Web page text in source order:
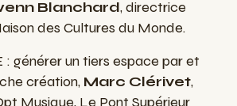
Blanchard, directrice
des Cultures du Monde.
: générer un tiers espace par et
création, Marc Clérivet,
Musique, Le Pont Supérieur